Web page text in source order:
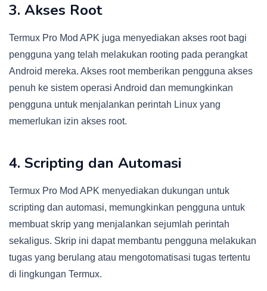
3. Akses Root
Termux Pro Mod APK juga menyediakan akses root bagi
pengguna yang telah melakukan rooting pada perangkat
Android mereka. Akses root memberikan pengguna akses
penuh ke sistem operasi Android dan memungkinkan
pengguna untuk menjalankan perintah Linux yang
memerlukan izin akses root.
4. Scripting dan Automasi
Termux Pro Mod APK menyediakan dukungan untuk
scripting dan automasi, memungkinkan pengguna untuk
membuat skrip yang menjalankan sejumlah perintah
sekaligus. Skrip ini dapat membantu pengguna melakukan
tugas yang berulang atau mengotomatisasi tugas tertentu
di lingkungan Termux.